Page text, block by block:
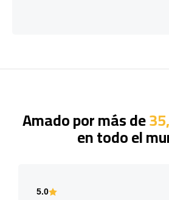
Amado por más de
en todo el
5.0